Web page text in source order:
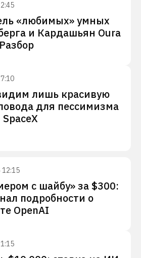
«любимых» умных
и Кардашьян Oura
лишь красивую
для пессимизма
12:15
с шайбу» за $300:
подробности о
OpenAI